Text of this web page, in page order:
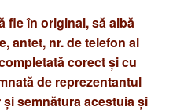
fie în original, să aibă
antet, nr. de telefon al
corect şi cu
de reprezentantul
semnătura acestuia şi